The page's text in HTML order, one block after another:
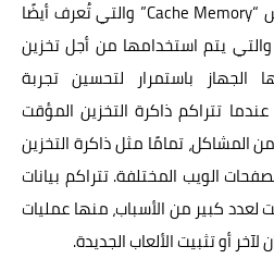
يحتوي PS5 على ذاكرة الكاش “Cache Memory” والتي تُعرف أيضًا
يتم استخدامها من أجل تخزين
الجهاز باستمرار لتحسين تجربة
تتراكم ذاكرة التخزين المؤقت
المشاكل، تمامًا مثل ذاكرة التخزين
الويب المختلفة. تتراكم بيانات
لعدد كبير من الأسباب، منها عمليات
أو تثبيت الألعاب الجديدة.